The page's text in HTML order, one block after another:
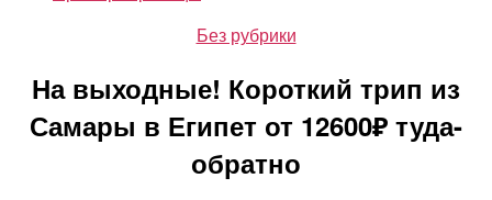
Рубрики
Без рубрики
На выходные! Короткий трип из
Самары в Египет от 12600₽ туда-
обратно